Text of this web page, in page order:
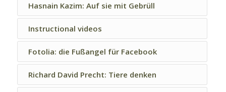
Hasnain Kazim: Auf sie mit Gebrüll
Instructional videos
Fotolia: die Fußangel für Facebook
Richard David Precht: Tiere denken